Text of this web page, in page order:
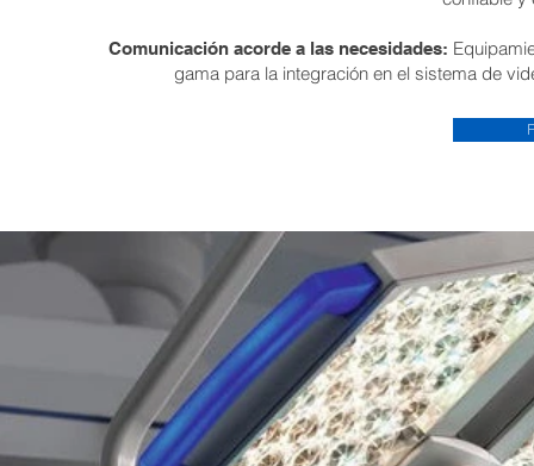
Comunicación acorde a las necesidades:
gama para la integración en el sistema de